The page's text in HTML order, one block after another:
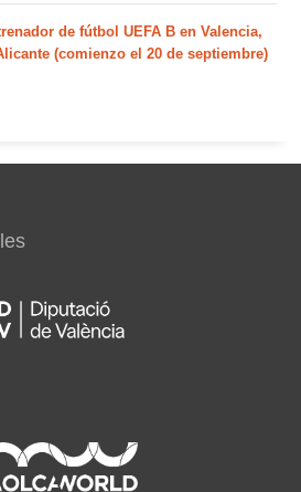
de fútbol UEFA B en Valencia,
(comienzo el 20 de septiembre)